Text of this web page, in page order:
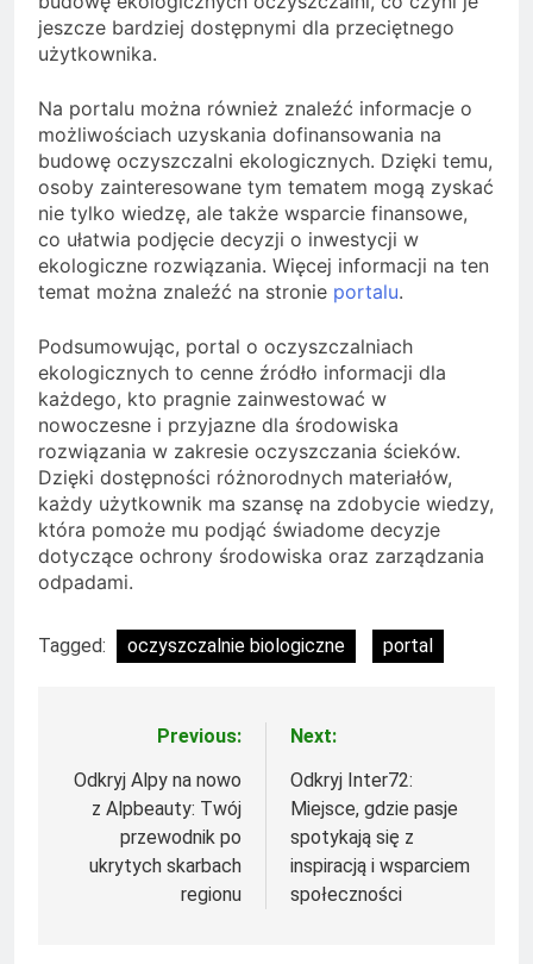
jeszcze bardziej dostępnymi dla przeciętnego
użytkownika.
Na portalu można również znaleźć informacje o
możliwościach uzyskania dofinansowania na
budowę oczyszczalni ekologicznych. Dzięki temu,
osoby zainteresowane tym tematem mogą zyskać
nie tylko wiedzę, ale także wsparcie finansowe,
co ułatwia podjęcie decyzji o inwestycji w
ekologiczne rozwiązania. Więcej informacji na ten
temat można znaleźć na stronie portalu.
Podsumowując, portal o oczyszczalniach
ekologicznych to cenne źródło informacji dla
każdego, kto pragnie zainwestować w
nowoczesne i przyjazne dla środowiska
rozwiązania w zakresie oczyszczania ścieków.
Dzięki dostępności różnorodnych materiałów,
każdy użytkownik ma szansę na zdobycie wiedzy,
która pomoże mu podjąć świadome decyzje
dotyczące ochrony środowiska oraz zarządzania
odpadami.
Tagged: oczyszczalnie biologiczne portal
Nawigacja
wpisu
Previous:
Odkryj Alpy na nowo
z Alpbeauty: Twój
przewodnik po
ukrytych skarbach
regionu
Next:
Odkryj Inter72:
Miejsce, gdzie pasje
spotykają się z
inspiracją i wsparciem
społeczności